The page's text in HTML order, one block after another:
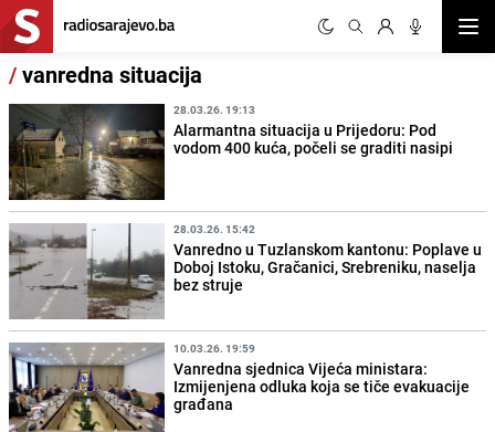
/vanredna situacija
28.03.26. 19:13
Alarmantna situacija u Prijedoru: Pod
vodom 400 kuća, počeli se graditi nasipi
28.03.26. 15:42
Vanredno u Tuzlanskom kantonu: Poplave u
Doboj Istoku, Gračanici, Srebreniku, naselja
bez struje
10.03.26. 19:59
Vanredna sjednica Vijeća ministara:
Izmijenjena odluka koja se tiče evakuacije
građana